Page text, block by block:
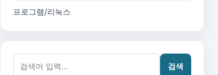
프로그램/리눅스
검색어:
검색